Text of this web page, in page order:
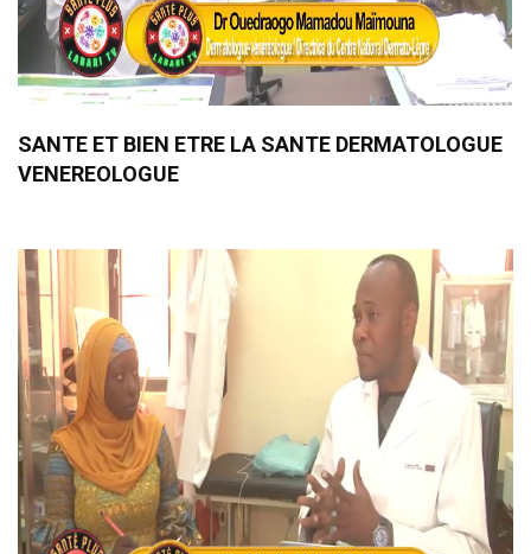
SANTE ET BIEN ETRE LA SANTE DERMATOLOGUE
VENEREOLOGUE